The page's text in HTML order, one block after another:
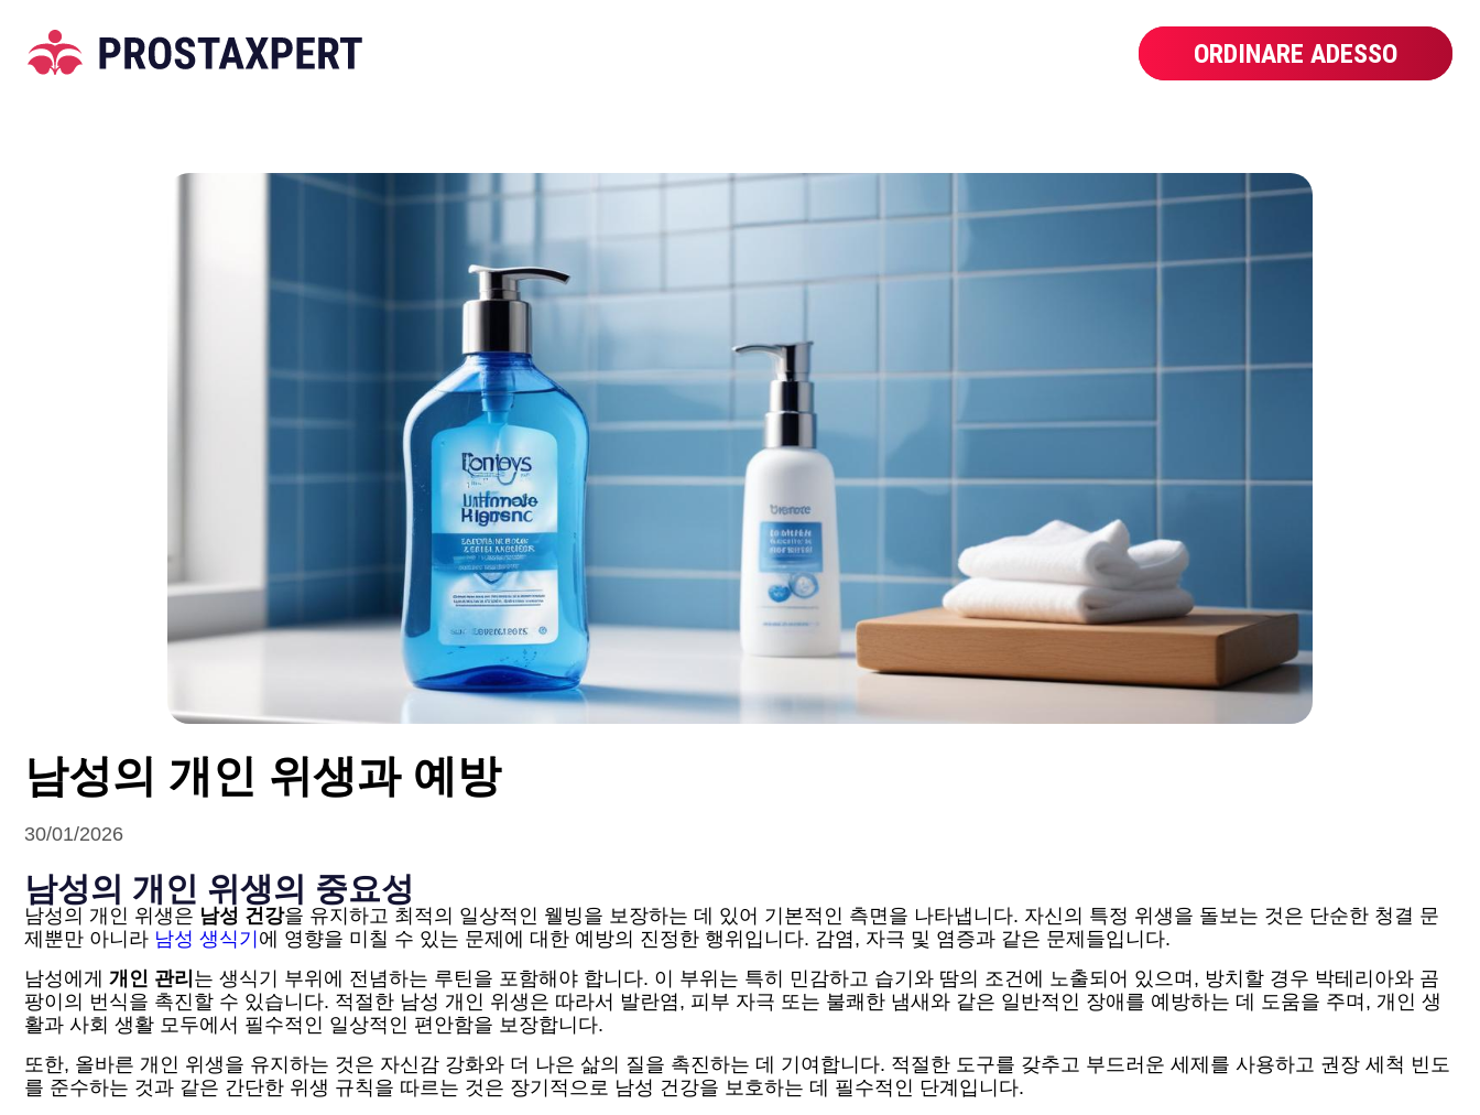
ORDINARE ADESSO
남성의 개인 위생과 예방
30/01/2026
남성의 개인 위생의 중요성
남성의 개인 위생은 남성 건강을 유지하고 최적의 일상적인 웰빙을 보장하는 데 있어 기본적인 측면을 나타냅니다. 자신의 특정 위생을 돌보는 것은 단순한 청결 문
제뿐만 아니라 남성 생식기 에 영향을 미칠 수 있는 문제에 대한 예방의 진정한 행위입니다. 감염, 자극 및 염증과 같은 문제들입니다.
남성에게 개인 관리 는 생식기 부위에 전념하는 루틴을 포함해야 합니다. 이 부위는 특히 민감하고 습기와 땀의 조건에 노출되어 있으며, 방치할 경우 박테리아와 곰
팡이의 번식을 촉진할 수 있습니다. 적절한 남성 개인 위생은 따라서 발란염, 피부 자극 또는 불쾌한 냄새와 같은 일반적인 장애를 예방하는 데 도움을 주며, 개인 생
활과 사회 생활 모두에서 필수적인 일상적인 편안함을 보장합니다.
또한, 올바른 개인 위생을 유지하는 것은 자신감 강화와 더 나은 삶의 질을 촉진하는 데 기여합니다. 적절한 도구를 갖추고 부드러운 세제를 사용하고 권장 세척 빈도
를 준수하는 것과 같은 간단한 위생 규칙을 따르는 것은 장기적으로 남성 건강을 보호하는 데 필수적인 단계입니다.